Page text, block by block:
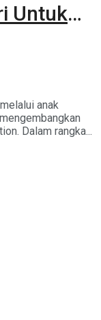
Untuk
anak
Dalam rangka...